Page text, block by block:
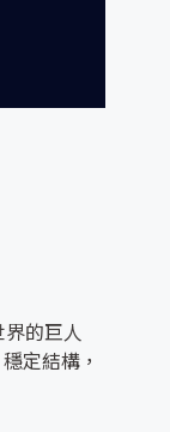
的巨人
定結構，